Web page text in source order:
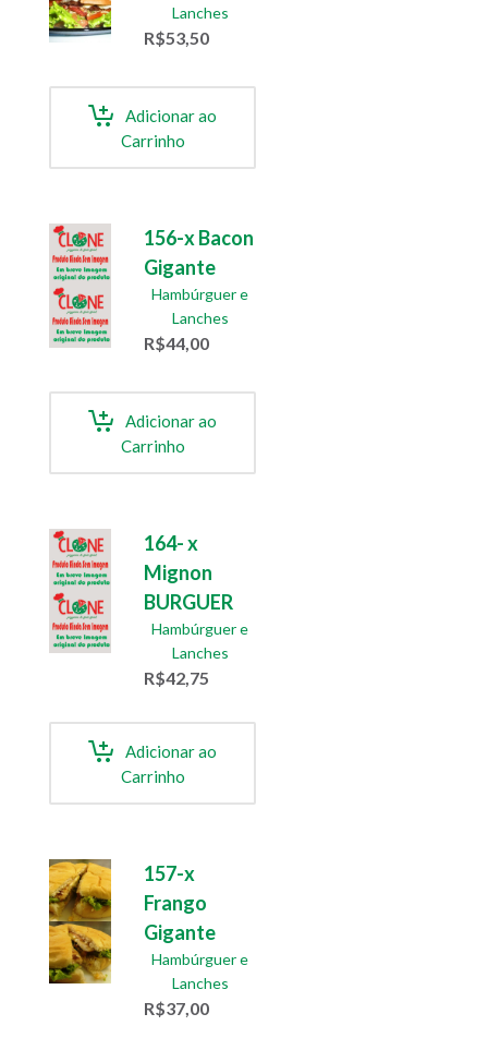
Lanches
R$53,50
Adicionar ao
Carrinho
156-x Bacon
Gigante
Hambúrguer e
Lanches
R$44,00
Adicionar ao
Carrinho
164- x
Mignon
BURGUER
Hambúrguer e
Lanches
R$42,75
Adicionar ao
Carrinho
157-x
Frango
Gigante
Hambúrguer e
Lanches
R$37,00